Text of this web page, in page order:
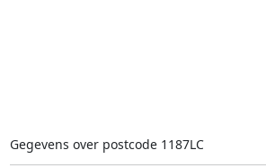
Gegevens over postcode 1187LC